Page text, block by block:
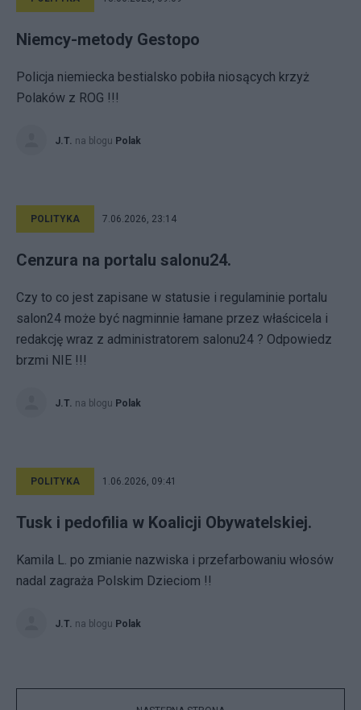
Niemcy-metody Gestopo
Policja niemiecka bestialsko pobiła niosących krzyż
Polaków z ROG !!!
J.T. na blogu Polak
POLITYKA 7.06.2026, 23:14
Cenzura na portalu salonu24.
Czy to co jest zapisane w statusie i regulaminie portalu
salon24 może być nagminnie łamane przez właścicela i
redakcję wraz z administratorem salonu24 ? Odpowiedz
brzmi NIE !!!
J.T. na blogu Polak
POLITYKA 1.06.2026, 09:41
Tusk i pedofilia w Koalicji Obywatelskiej.
Kamila L. po zmianie nazwiska i przefarbowaniu włosów
nadal zagraża Polskim Dzieciom !!
J.T. na blogu Polak